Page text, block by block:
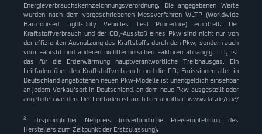
Energieverbrauchskennzeichnungsverordnung. Die angegebenen Werte
wurden nach dem vorgeschriebenen Messverfahren WLTP (Worldwide
Harmonised Light-Duty Vehicles Test Procedure) ermittelt. Der
Kraftstoffverbrauch und der CO₂-Ausstoß eines Pkw sind nicht nur von
der effizienten Ausnutzung des Kraftstoffs durch den Pkw, sondern auch
vom Fahrstil und anderen nichttechnischen Faktoren abhängig. CO₂ ist
das für die Erderwärmung hauptverantwortliche Treibhausgas. Ein
Leitfaden über den Kraftstoffverbrauch und die CO₂-Emissionen aller in
Deutschland angebotenen neuen Pkw-Modelle ist unentgeltlich einsehbar
an jedem Verkaufsort in Deutschland, an dem neue Pkw ausgestellt oder
angeboten werden. Der Leitfaden ist auch hier abrufbar: www.dat.de/co2/
2
Ursprünglicher Neupreis (unverbindliche Preisempfehlung des
Herstellers zum Zeitpunkt der Erstzulassung).